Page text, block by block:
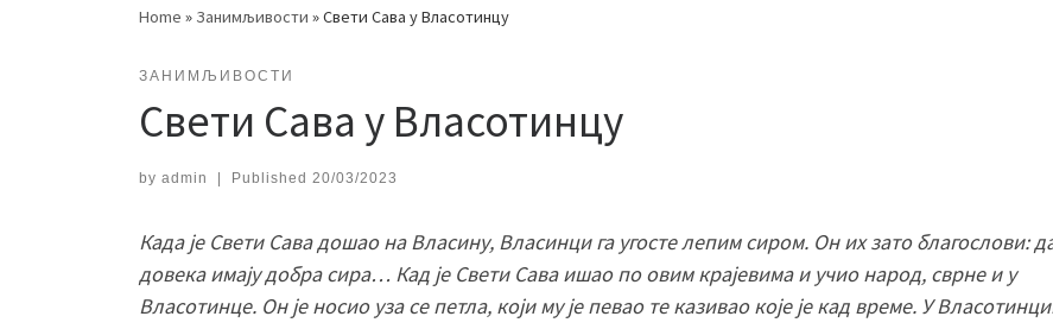
Home » Занимљивости »Свети Сава у Власотинцу
ЗАНИМЉИВОСТИ
Свети Сава у Власотинцу
by admin | Published 20/03/2023
Када је Свети Сава дошао на Власину, Власинци га угосте лепим сиром. Он их зато благослови:
довека имају добра сира… Кад је Свети Сава ишао по овим крајевима и учио народ, сврне и у
Власотинце. Он је носио уза се петла, који му је певао те казивао које је кад време. У